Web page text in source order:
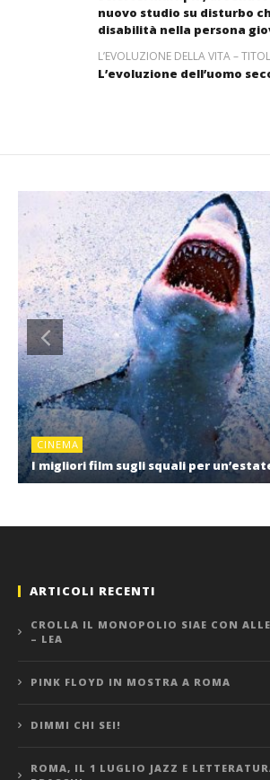
nuovo studio su disturbo
disabilità nella persona
L’EVOLUZIONE DELLA VITA –
L’evoluzione dell’uomo
CINEMA
I migliori film sugli squali per
ARTICOLI RECENTI
CROLLA IL MONOPOLIO SIAE CON
– LEA
PINK FLOYD IN MOSTRA A ROMA
DIMMI CHI SEI!
ROMA, IL 1 LUGLIO JAZZ E